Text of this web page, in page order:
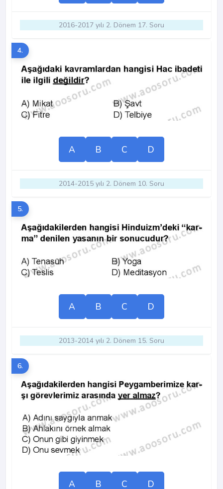
2016-2017 yılı 2. Dönem 17. Soru
4.
A B C D
2014-2015 yılı 2. Dönem 10. Soru
5.
A B C D
2013-2014 yılı 2. Dönem 15. Soru
6.
A B C D